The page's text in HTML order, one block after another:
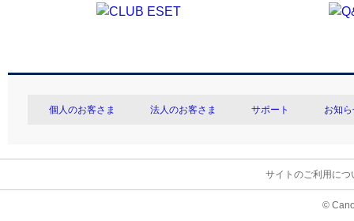
個人のお客さま 法人のお客さま サポート お知
サイトのご利用につ
©